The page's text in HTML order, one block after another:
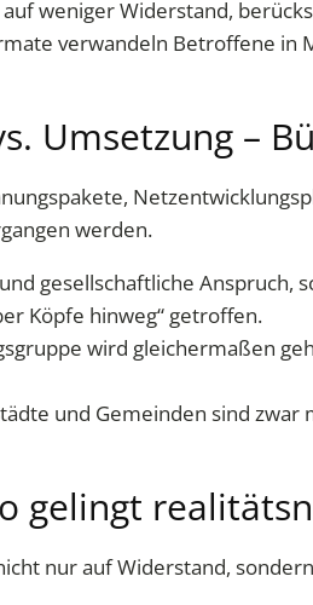
weniger Widerstand,
verwandeln Betroffene
Umsetzung –
werden.
gesellschaftliche Anspruch,
Köpfe hinweg“ getroffen.
wird gleichermaßen
und Gemeinden sind
gelingt
nur auf Widerstand,